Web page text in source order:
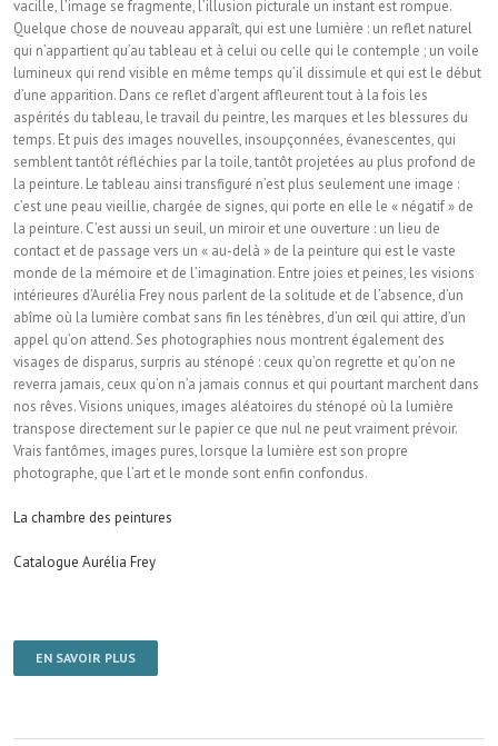
vacille, l’image se fragmente, l’illusion picturale un instant est rompue.
Quelque chose de nouveau apparaît, qui est une lumière : un reflet naturel
qui n’appartient qu’au tableau et à celui ou celle qui le contemple ; un voile
lumineux qui rend visible en même temps qu’il dissimule et qui est le début
d’une apparition. Dans ce reflet d’argent affleurent tout à la fois les
aspérités du tableau, le travail du peintre, les marques et les blessures du
temps. Et puis des images nouvelles, insoupçonnées, évanescentes, qui
semblent tantôt réfléchies par la toile, tantôt projetées au plus profond de
la peinture. Le tableau ainsi transfiguré n’est plus seulement une image :
c’est une peau vieillie, chargée de signes, qui porte en elle le « négatif » de
la peinture. C’est aussi un seuil, un miroir et une ouverture : un lieu de
contact et de passage vers un « au-delà » de la peinture qui est le vaste
monde de la mémoire et de l’imagination. Entre joies et peines, les visions
intérieures d’Aurélia Frey nous parlent de la solitude et de l’absence, d’un
abîme où la lumière combat sans fin les ténèbres, d’un œil qui attire, d’un
appel qu’on attend. Ses photographies nous montrent également des
visages de disparus, surpris au sténopé : ceux qu’on regrette et qu’on ne
reverra jamais, ceux qu’on n’a jamais connus et qui pourtant marchent dans
nos rêves. Visions uniques, images aléatoires du sténopé où la lumière
transpose directement sur le papier ce que nul ne peut vraiment prévoir.
Vrais fantômes, images pures, lorsque la lumière est son propre
photographe, que l’art et le monde sont enfin confondus.
La chambre des peintures
Catalogue Aurélia Frey
EN SAVOIR PLUS